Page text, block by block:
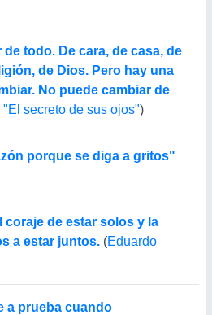
todo. De cara, de casa, de
de Dios. Pero hay una
No puede cambiar de
secreto de sus ojos")
porque se diga a gritos"
coraje de estar solos y la
a estar juntos. (Eduardo
a prueba cuando